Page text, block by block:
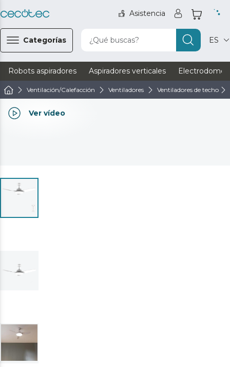
Asistencia
Categorías ¿Qué buscas? ES
Robots aspiradores Aspiradores verticales
Ventilación/Calefacción Ventiladores Ventiladores de techo
Ver vídeo